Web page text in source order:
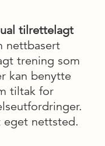
tilrettelagt
nettbasert
trening som
kan benytte
tiltak for
eget nettsted.